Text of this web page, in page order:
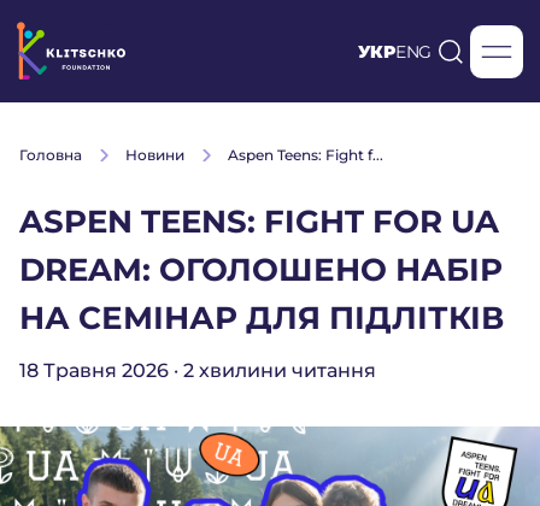
УКРENG
Головна Новини Aspen Teens: Fight f...
ASPEN TEENS: FIGHT FOR UA
DREAM: ОГОЛОШЕНО НАБІР
НА СЕМІНАР ДЛЯ ПІДЛІТКІВ
18 Травня 2026 · 2 хвилини читання